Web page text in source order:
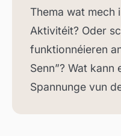
Thema wat mech
Aktivitéit? Oder
funktionnéieren
Senn”? Wat
Spannunge vun